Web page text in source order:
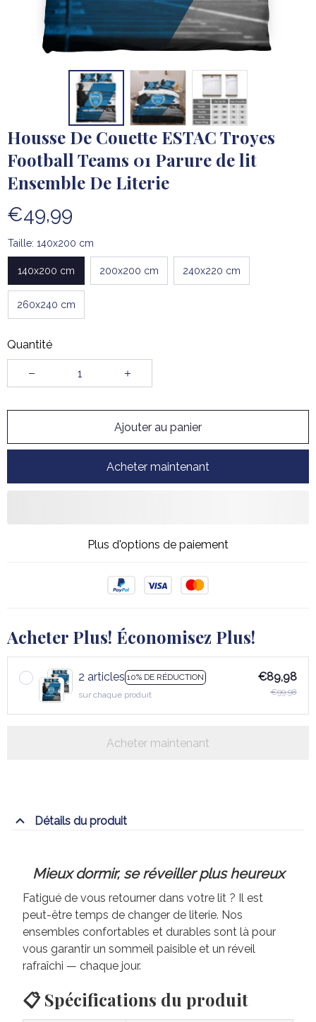
Housse De Couette ESTAC Troyes
Football Teams 01 Parure de lit
Ensemble De Literie
€49,99
Taille: 140x200 cm
140x200 cm 200x200 cm 240x220 cm
260x240 cm
Quantité
Ajouter au panier
Acheter maintenant
Plus d'options de paiement
Acheter Plus! Économisez Plus!
2 articles 10% DE RÉDUCTION
sur chaque produit
€89,98
€99,98
Acheter maintenant
Détails du produit
Mieux dormir, se réveiller plus heureux
Fatigué de vous retourner dans votre lit ? Il est
peut-être temps de changer de literie. Nos
ensembles confortables et durables sont là pour
vous garantir un sommeil paisible et un réveil
rafraîchi — chaque jour.
📋 Spécifications du produit